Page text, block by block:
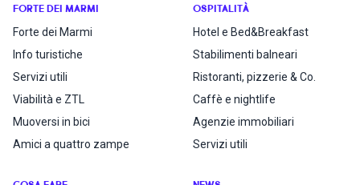
FORTE DEI MARMI
Forte dei Marmi
Info turistiche
Servizi utili
Viabilità e ZTL
Muoversi in bici
Amici a quattro zampe
OSPITALITÀ
Hotel e Bed&Breakfast
Stabilimenti balneari
Ristoranti, pizzerie & Co.
Caffè e nightlife
Agenzie immobiliari
Servizi utili